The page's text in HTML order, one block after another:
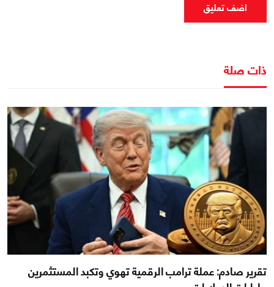
اضف تعليق
ذات صلة
تقرير صادم: عملة ترامب الرقمية تهوي وتكبد المستثمرين